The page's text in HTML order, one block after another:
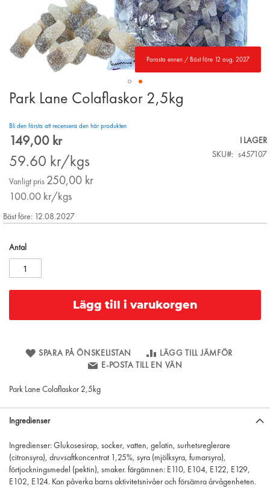
Parasta ennen / Bäst före 12 aug. 2027
Skip
of
the
images
gallery
Park Lane Colaflaskor 2,5kg
Bli den första att recensera den här produkten
Special
149,00 kr
59.60 kr/kgs
Vanligt pris 250,00 kr
100.00 kr/kgs
I LAGER
SKU
s457107
Bäst före: 12.08.2027
Antal
Lägg till i varukorgen
SPARA PÅ ÖNSKELISTAN
LÄGG TILL JÄMFÖR
E-POSTA TILL EN VÄN
Park Lane Colaflaskor 2,5kg
Ingredienser
Ingredienser: Glukosesirap, socker, vatten, gelatin, surhetsreglerare
(citronsyra), druvsaftkoncentrat 1,25%, syra (mjölksyra, fumarsyra),
förtjockningsmedel (pektin), smaker. färgämnen: E110, E104, E122, E129,
E102, E124. Kan påverka barns aktivitetsnivåer och försämra årvågenheten.